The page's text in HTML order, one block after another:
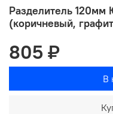
Разделитель 120мм
(коричневый,
805 ₽
В